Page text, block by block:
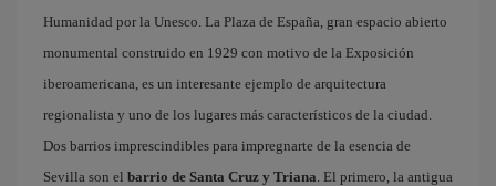
Humanidad por la Unesco. La Plaza de España, gran espacio abierto
monumental construido en 1929 con motivo de la Exposición
iberoamericana, es un interesante ejemplo de arquitectura
regionalista y uno de los lugares más característicos de la ciudad.
Dos barrios imprescindibles para impregnarte de la esencia de
Sevilla son el barrio de Santa Cruz y Triana. El primero, la antigua